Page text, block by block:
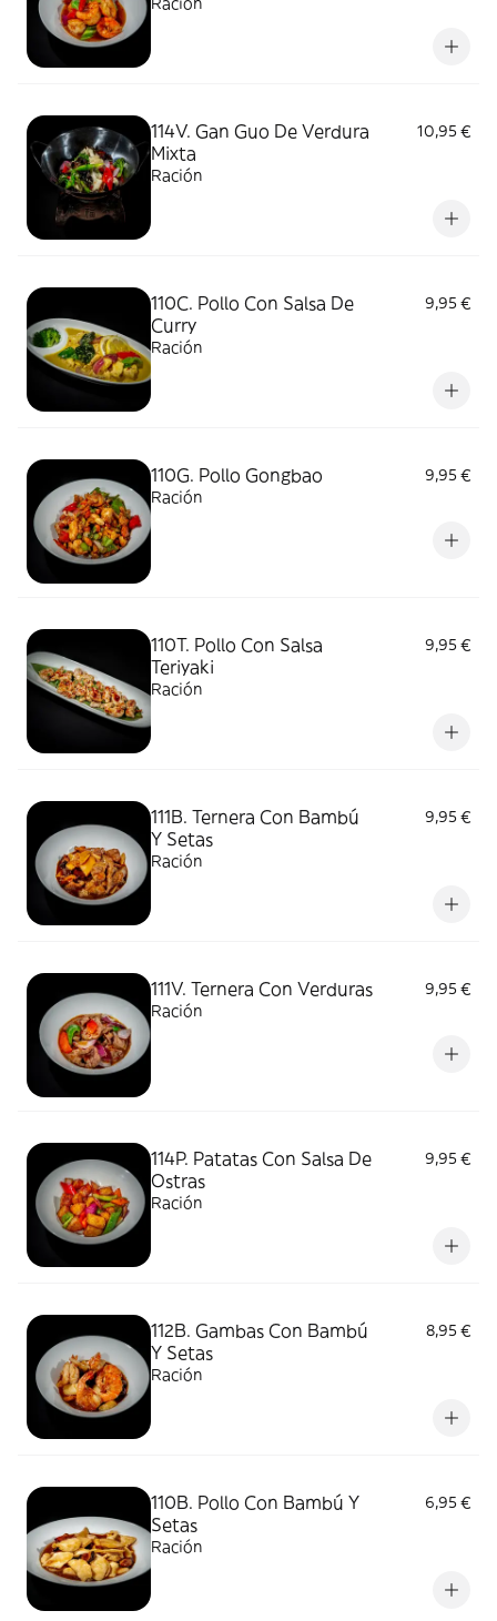
114V. Gan Guo De Verdura
Mixta
10,95 €
Ración
110C. Pollo Con Salsa De
Curry
9,95 €
Ración
110G. Pollo Gongbao
9,95 €
Ración
110T. Pollo Con Salsa
Teriyaki
9,95 €
Ración
111B. Ternera Con Bambú
Y Setas
9,95 €
Ración
111V. Ternera Con Verduras
9,95 €
Ración
114P. Patatas Con Salsa De
Ostras
9,95 €
Ración
112B. Gambas Con Bambú
Y Setas
8,95 €
Ración
110B. Pollo Con Bambú Y
Setas
6,95 €
Ración